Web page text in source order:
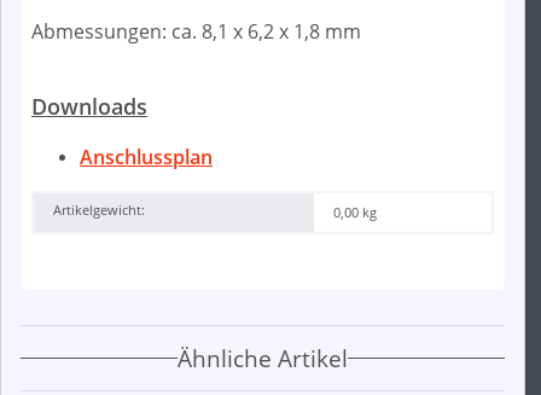
Abmessungen: ca. 8,1 x 6,2 x 1,8 mm
Downloads
Anschlussplan
Artikelgewicht: 0,00 kg
Ähnliche Artikel